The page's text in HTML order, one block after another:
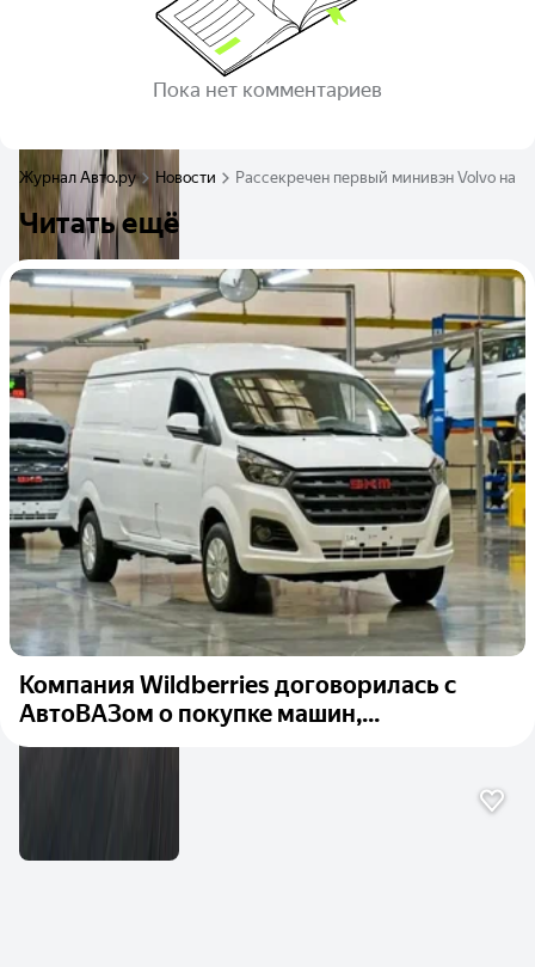
Пока нет комментариев
Журнал Авто.ру Новости Рассекречен первый минивэн Volvo на
Читать ещё
Компания Wildberries договорилась с
АвтоВАЗом о покупке машин,...